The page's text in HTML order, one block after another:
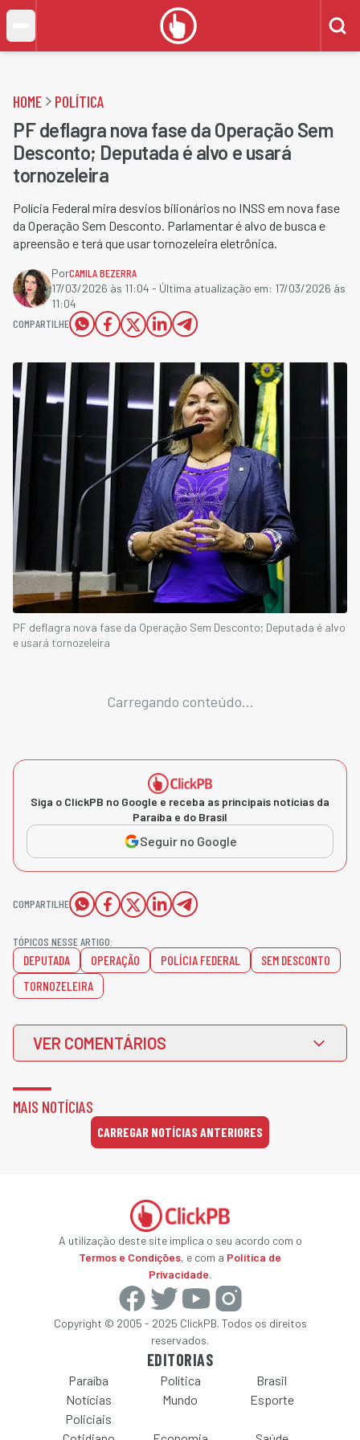
HOME POLÍTICA
PF deflagra nova fase da Operação Sem
Desconto; Deputada é alvo e usará
tornozeleira
Polícia Federal mira desvios bilionários no INSS em nova fase
da Operação Sem Desconto. Parlamentar é alvo de busca e
apreensão e terá que usar tornozeleira eletrônica.
PorCAMILA BEZERRA
17/03/2026 às 11:04 - Última atualização em: 17/03/2026 às
11:04
COMPARTILHE
PF deflagra nova fase da Operação Sem Desconto; Deputada é alvo
e usará tornozeleira
Carregando conteúdo...
Siga o ClickPB no Google e receba as principais notícias da
Paraíba e do Brasil
Seguir no Google
COMPARTILHE
TÓPICOS NESSE ARTIGO:
DEPUTADA OPERAÇÃO POLÍCIA FEDERAL
SEM DESCONTO
TORNOZELEIRA
VER COMENTÁRIOS
MAIS NOTÍCIAS
CARREGAR NOTÍCIAS ANTERIORES
A utilização deste site implica o seu acordo com o
Termos e Condições, e com a Política de
Privacidade.
Copyright © 2005 - 2025 ClickPB. Todos os direitos
reservados.
EDITORIAS
Paraíba Política
Brasil
Notícias
Policiais
Mundo Esporte